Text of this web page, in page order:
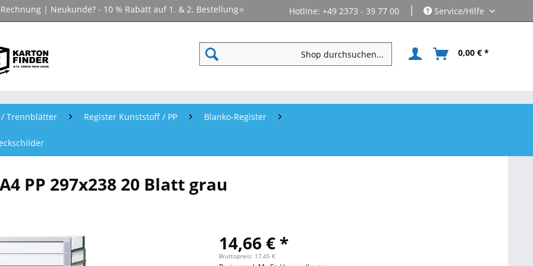
| Neukunde? - 10 % Rabatt auf 1. & 2. Bestellung⭐ Hotline: +49 2373 - 39 77 00 | Service/Hilfe
0,00 € *
/ Trennblätter Register Kunststoff / PP Blanko-Register
PP 297x238 20 Blatt grau
14,66 € *
Bruttopreis: 17,45 €